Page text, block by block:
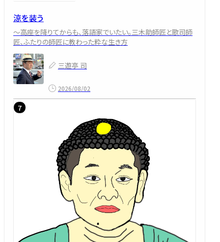
涼を装う
～高座を降りてからも、落語家でいたい。三木助師匠と歌司師
匠、ふたりの師匠に教わった粋な生き方
三遊亭 司
2026/08/02